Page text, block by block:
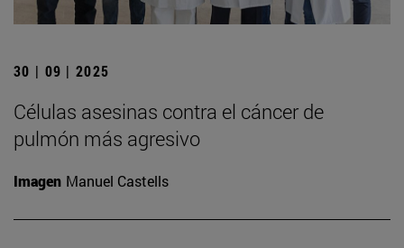
30 | 09 | 2025
Células asesinas contra el cáncer de
pulmón más agresivo
Imagen Manuel Castells